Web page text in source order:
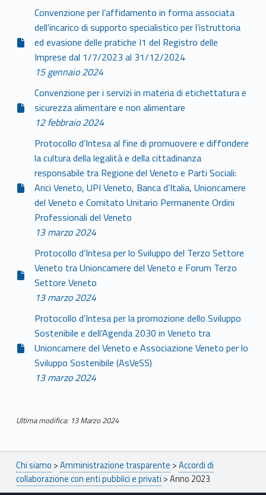
Convenzione per l’affidamento in forma associata
dell’incarico di supporto specialistico per l’istruttoria
ed evasione delle pratiche I1 del Registro delle
Imprese dal 1/7/2023 al 31/12/2024
15 gennaio 2024
Convenzione per i servizi in materia di etichettatura e
sicurezza alimentare e non alimentare
12 febbraio 2024
Protocollo d’Intesa al fine di promuovere e diffondere
la cultura della legalità e della cittadinanza
responsabile tra Regione del Veneto e Parti Sociali:
Anci Veneto, UPI Veneto, Banca d’Italia, Unioncamere
del Veneto e Comitato Unitario Permanente Ordini
Professionali del Veneto
13 marzo 2024
Protocollo d’Intesa per lo Sviluppo del Terzo Settore
Veneto tra Unioncamere del Veneto e Forum Terzo
Settore Veneto
13 marzo 2024
Protocollo d’Intesa per la promozione dello Sviluppo
Sostenibile e dell’Agenda 2030 in Veneto tra
Unioncamere del Veneto e Associazione Veneto per lo
Sviluppo Sostenibile (AsVeSS)
13 marzo 2024
Ultima modifica: 13 Marzo 2024
Skip back to main navigation
Breadcrumbs navigation
Chi siamo >Amministrazione trasparente >Accordi di
collaborazione con enti pubblici e privati >Anno 2023